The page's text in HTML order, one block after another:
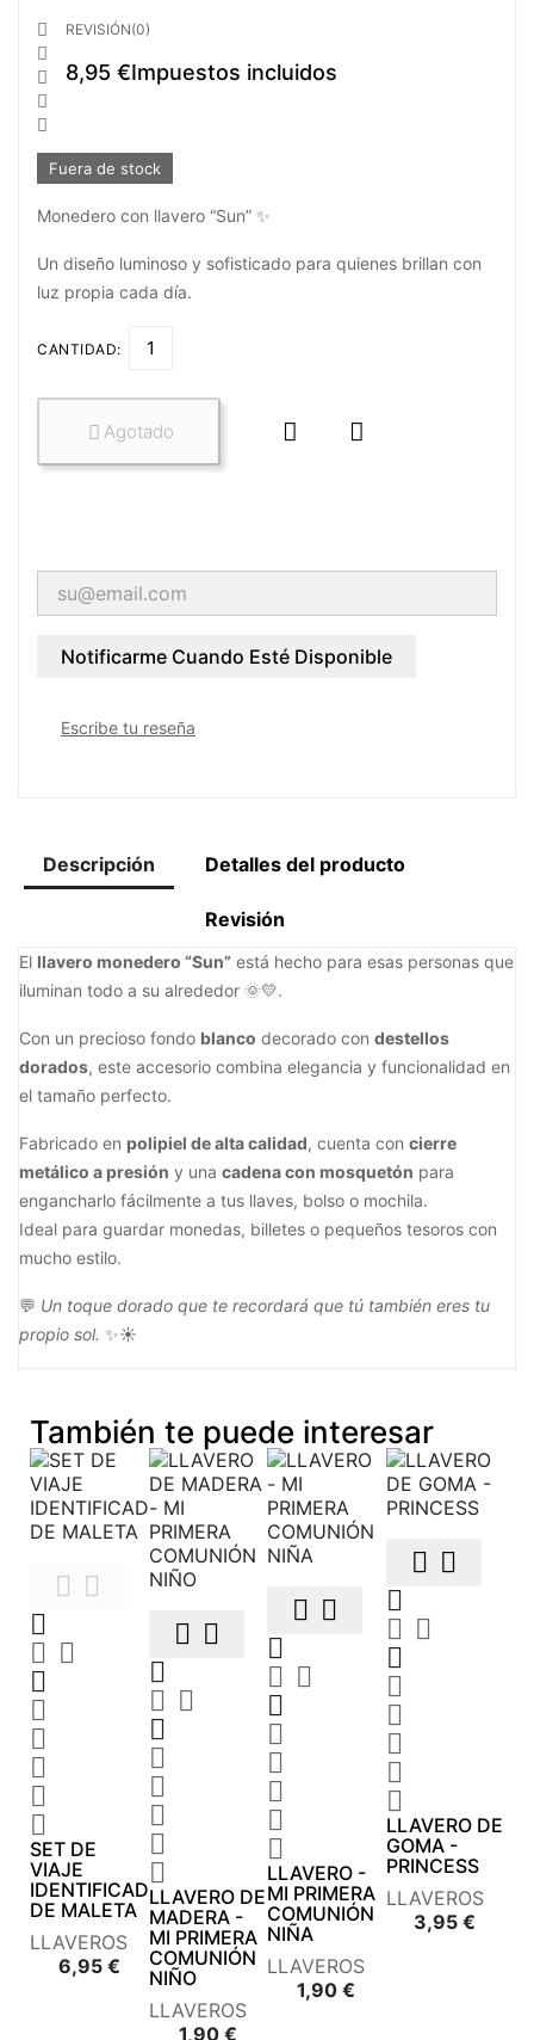





REVISIÓN(0)
8,95 €Impuestos incluidos
Fuera de stock
Monedero con llavero “Sun” ✨
Un diseño luminoso y sofisticado para quienes brillan con
luz propia cada día.
CANTIDAD:
 Agotado  
Notificarme Cuando Esté Disponible
Escribe tu reseña
Descripción Detalles del producto
Revisión
El llavero monedero “Sun” está hecho para esas personas que
iluminan todo a su alrededor 🌞💛.
Con un precioso fondo blanco decorado con destellos
dorados, este accesorio combina elegancia y funcionalidad en
el tamaño perfecto.
Fabricado en polipiel de alta calidad, cuenta con cierre
metálico a presión y una cadena con mosquetón para
engancharlo fácilmente a tus llaves, bolso o mochila.
Ideal para guardar monedas, billetes o pequeños tesoros con
mucho estilo.
💬 Un toque dorado que te recordará que tú también eres tu
propio sol. ✨☀️
También te puede interesar
 

 






SET DE
VIAJE
IDENTIFICADOR
DE MALETA
LLAVEROS
6,95 €Precio
 

 






LLAVERO DE
MADERA -
MI PRIMERA
COMUNIÓN
NIÑO
LLAVEROS
1,90 €Precio
 

 






LLAVERO -
MI PRIMERA
COMUNIÓN
NIÑA
LLAVEROS
1,90 €
 

 






LLAVERO DE
GOMA -
PRINCESS
LLAVEROS
3,95 €